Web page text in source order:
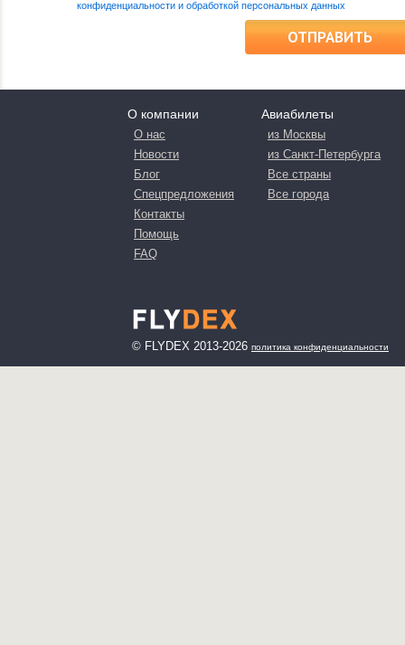
конфиденциальности и обработкой персональных данных
ОТПРАВИТЬ
О компании
О нас
Новости
Блог
Спецпредложения
Контакты
Помощь
FAQ
Авиабилеты
из Москвы
из Санкт-Петербурга
Все страны
Все города
© FLYDEX 2013-2026 политика конфиденциальности